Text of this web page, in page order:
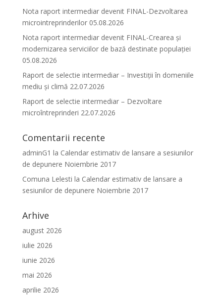
Nota raport intermediar devenit FINAL-Dezvoltarea
microintreprinderilor 05.08.2026
Nota raport intermediar devenit FINAL-Crearea și
modernizarea serviciilor de bază destinate populației
05.08.2026
Raport de selectie intermediar – Investiții în domeniile
mediu și climă 22.07.2026
Raport de selectie intermediar – Dezvoltare
microîntreprinderi 22.07.2026
Comentarii recente
adminG1 la Calendar estimativ de lansare a sesiunilor
de depunere Noiembrie 2017
Comuna Lelesti la Calendar estimativ de lansare a
sesiunilor de depunere Noiembrie 2017
Arhive
august 2026
iulie 2026
iunie 2026
mai 2026
aprilie 2026